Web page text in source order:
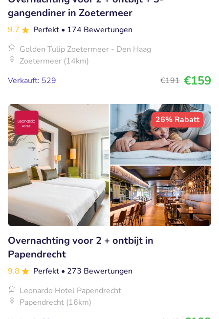
gangendiner in Zoetermeer
9.7 Perfekt • 174 Bewertungen
Golden Tulip Zoetermeer - Den Haag
Zoetermeer (14km)
Verkauft: 529
€191 €159
26% Rabatt
Overnachting voor 2 + ontbijt in
Papendrecht
9.8 Perfekt • 273 Bewertungen
Leonardo Hotel Papendrecht
Papendrecht (16km)